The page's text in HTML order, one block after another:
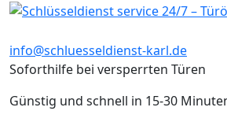
info@schluesseldienst-karl.de
Soforthilfe bei versperrten Türen
Günstig und schnell in 15-30